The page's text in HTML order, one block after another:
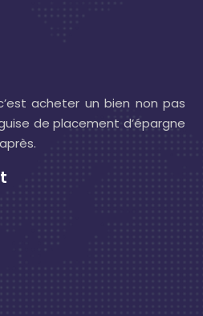
acheter un bien non pas
de placement d’épargne